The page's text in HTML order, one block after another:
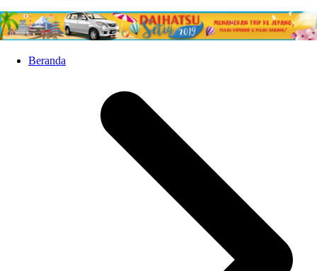
Beranda